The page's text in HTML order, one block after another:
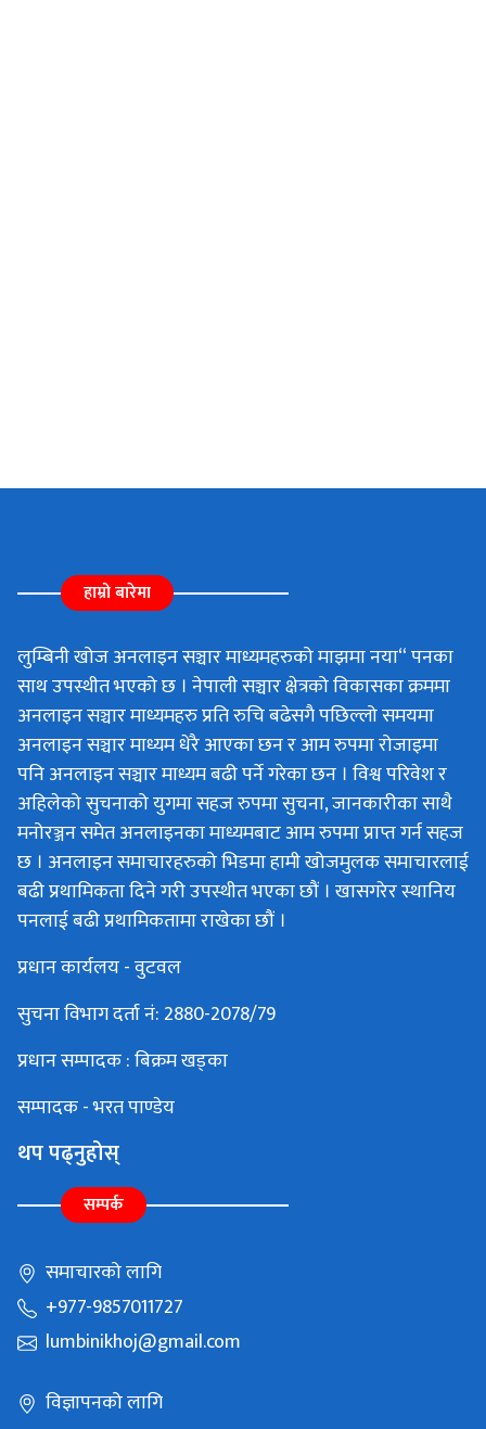
हाम्रो बारेमा
लुम्बिनी खोज अनलाइन सञ्चार माध्यमहरुको माझमा नया“ पनका
साथ उपस्थीत भएको छ । नेपाली सञ्चार क्षेत्रको विकासका क्रममा
अनलाइन सञ्चार माध्यमहरु प्रति रुचि बढेसगै पछिल्लो समयमा
अनलाइन सञ्चार माध्यम धेरै आएका छन र आम रुपमा रोजाइमा
पनि अनलाइन सञ्चार माध्यम बढी पर्ने गरेका छन । विश्व परिवेश र
अहिलेको सुचनाको युगमा सहज रुपमा सुचना, जानकारीका साथै
मनोरञ्जन समेत अनलाइनका माध्यमबाट आम रुपमा प्राप्त गर्न सहज
छ । अनलाइन समाचारहरुको भिडमा हामी खोजमुलक समाचारलाई
बढी प्रथामिकता दिने गरी उपस्थीत भएका छौं । खासगरेर स्थानिय
पनलाई बढी प्रथामिकतामा राखेका छौं ।
प्रधान कार्यलय - वुटवल
सुचना विभाग दर्ता नं: 2880-2078/79
प्रधान सम्पादक : बिक्रम खड्का
सम्पादक - भरत पाण्डेय
थप पढ्नुहोस्
सम्पर्क
समाचारको लागि
+977-9857011727
lumbinikhoj@gmail.com
विज्ञापनको लागि